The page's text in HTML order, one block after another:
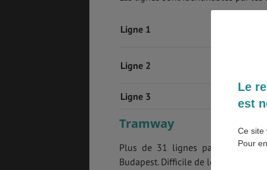
Ligne 1
Ligne 2
Ligne 3
Tramway
Plus de 31 lignes parcourent
Budapest. Difficile de les louper, ils
Le
est
Ce site
Pour